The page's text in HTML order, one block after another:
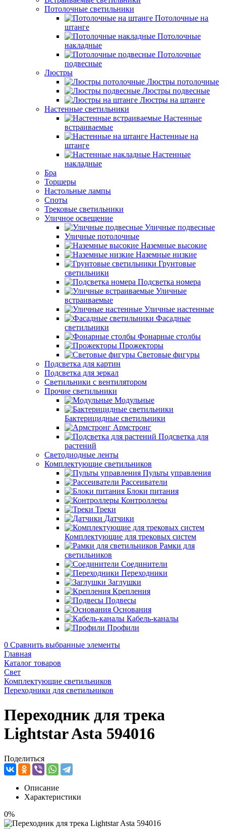
Потолочные светильники
Потолочные на
штанге
Потолочные
накладные
Потолочные
подвесные
Люстры
Люстры потолочные
Люстры подвесные
Люстры на штанге
Настенные светильники
Настенные
встраиваемые
Настенные на
штанге
Настенные
накладные
Бра
Торшеры
Настольные лампы
Споты
Трековые светильники
Уличное освещение
Уличные подвесные
Уличные потолочные
Наземные высокие
Наземные низкие
Грунтовые
светильники
Подсветка номера
Уличные
встраиваемые
Уличные настенные
Фасадные
светильники
Фонарные столбы
Прожекторы
Световые фигуры
Подсветка для картин
Подсветка для зеркал
Светильники с вентилятором
Прочие светильники
Модульные
Бактерицидные светильники
Армстронг
Подсветка для
растений
Светодиодные ленты
Комплектующие светильников
Пульты управления
Рассеиватели
Блоки питания
Контроллеры
Треки
Датчики
Комплектующие для трековых систем
Рамки для
светильников
Соединители
Переходники
Заглушки
Крепления
Подвесы
Основания
Кабель-каналы
Профили
0 Сравнить выбранные элементы
Главная
Каталог товаров
Свет
Комплектующие светильников
Переходники для светильников
Переходник для трека
Lightstar Asta 594016
Поделиться
Описание
Характеристики
0%